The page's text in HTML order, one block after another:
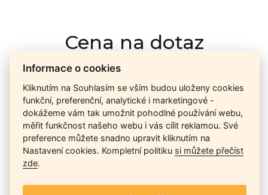
Cena na dotaz
Ceny závisí na množství kusů skladem, dostupnosti náhrad,
výkonnosti a atypičnosti daného modelu. Pokusíme se
nabídnout aktuálněnejlepší cenu , a Vy si vyberete, co je pro
Vás nejvýhodnější.
Telefon / Email
Informace o cookies
Kliknutím na Souhlasím se vším budou uloženy cookies
funkční, preferenční, analytické i marketingové -
dokážeme vám tak umožnit pohodlné používání webu,
měřit funkčnost našeho webu i vás cílit reklamou. Své
preference můžete snadno upravit kliknutím na
Nastavení cookies. Kompletní politiku si můžete přečíst
zde.